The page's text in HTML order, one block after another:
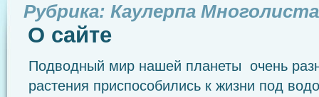
Рубрика: Каулерпа
О сайте
Подводный мир нашей планеты очень
растения приспособились к жизни под